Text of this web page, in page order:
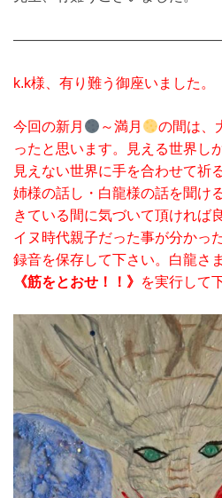
k.k様、有り難う御座いました。
今回の新月 ～満月
の間は、
ったと思います。見える世界し
見えない世界に手を合わせて祈
姉様の話し・白龍様の話を聞け
きている間に気づいて頂ければ
イヌ時代親子だった事が分かっ
録音を保存して下さい。白龍さ
《筋をとおせ！！》 を実行して